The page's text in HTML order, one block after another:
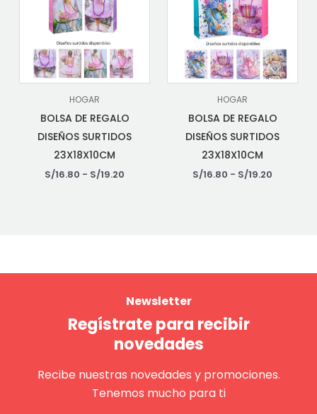
HOGAR
BOLSA DE REGALO
DISEÑOS SURTIDOS
23X18X10CM
S/16.80 - S/19.20
HOGAR
BOLSA DE REGALO
DISEÑOS SURTIDOS
23X18X10CM
S/16.80 - S/19.20
Newsletter
Regístrate para recibir
novedades
Recibe nuestras novedades y promociones.
Tenemos mucho para ti